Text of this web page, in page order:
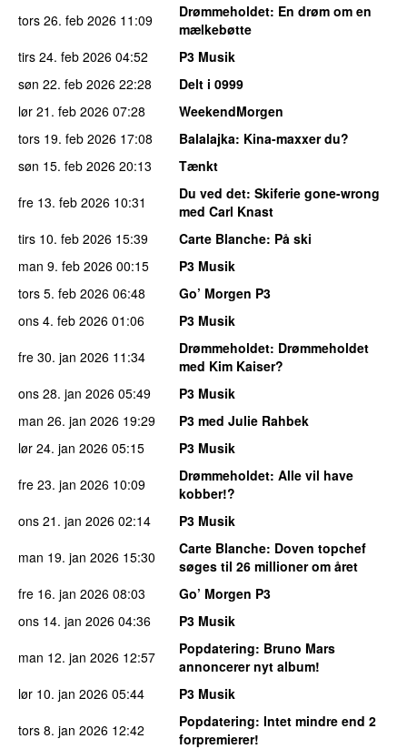
tors 26. feb 2026 11:09 Drømmeholdet: En drøm om en
mælkebøtte
tirs 24. feb 2026 04:52
P3 Musik
søn 22. feb 2026 22:28
Delt i 0999
lør 21. feb 2026 07:28
WeekendMorgen
tors 19. feb 2026 17:08 Balalajka: Kina-maxxer du?
søn 15. feb 2026 20:13
Tænkt
fre 13. feb 2026 10:31 Du ved det: Skiferie gone-wrong
med Carl Knast
tirs 10. feb 2026 15:39 Carte Blanche: På ski
man 9. feb 2026 00:15
P3 Musik
tors 5. feb 2026 06:48
Go’ Morgen P3
ons 4. feb 2026 01:06
P3 Musik
fre 30. jan 2026 11:34 Drømmeholdet: Drømmeholdet
med Kim Kaiser?
ons 28. jan 2026 05:49
P3 Musik
man 26. jan 2026 19:29
P3 med Julie Rahbek
lør 24. jan 2026 05:15
P3 Musik
fre 23. jan 2026 10:09 Drømmeholdet: Alle vil have
kobber!?
ons 21. jan 2026 02:14
P3 Musik
man 19. jan 2026 15:30 Carte Blanche: Doven topchef
søges til 26 millioner om året
fre 16. jan 2026 08:03
Go’ Morgen P3
ons 14. jan 2026 04:36
P3 Musik
man 12. jan 2026 12:57 Popdatering: Bruno Mars
annoncerer nyt album!
lør 10. jan 2026 05:44
P3 Musik
tors 8. jan 2026 12:42 Popdatering: Intet mindre end 2
forpremierer!